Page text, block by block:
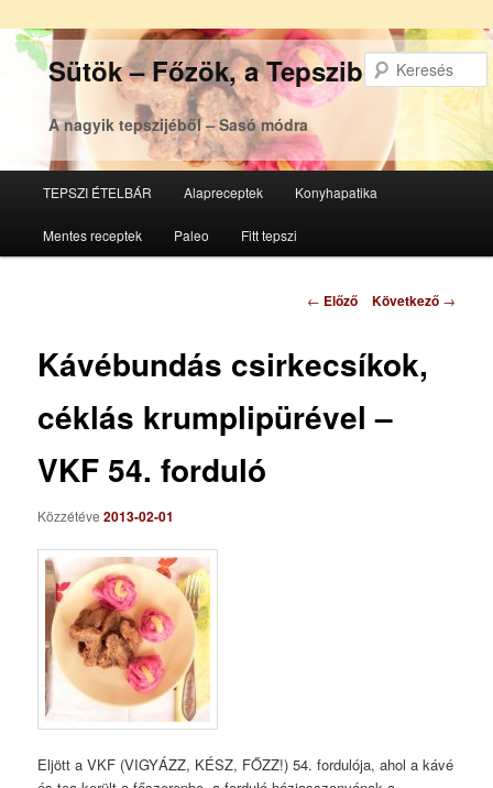
Sütök – Főzök, a Tepsziből
A nagyik tepszijéből – Sasó módra
Tovább
az
Tovább
a
TEPSZI ÉTELBÁR Alapreceptek Konyhapatika
Mentes receptek Paleo Fitt tepszi
Bejegyzés
← Előző Következő →
Kávébundás csirkecsíkok,
céklás krumplipürével –
VKF 54. forduló
Közzétéve2013-02-01
Eljött a VKF (VIGYÁZZ, KÉSZ, FŐZZ!) 54. fordulója, ahol a kávé